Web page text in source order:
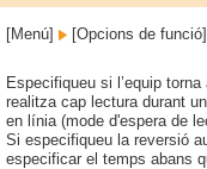
[Menú] [Opcions de funció]
Especifiqueu si l’equip
realitza cap lectura durant
en línia (mode d'espera de
Si especifiqueu la reversió
especificar el temps abans